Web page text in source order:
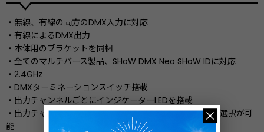
・無線、有線の両方のDMX入力に対応
・有線によるDMX出力
・本体用のブラケットを同梱
・全てのマルチバース製品、SHoW DMX Neo SHoW IDに対応
・2.4GHz
・DMXターミネーションスイッチ搭載
・出力チャンネルごとにインジケーターLEDを搭載
・出力チャンネルごとに解像度、反応速度、調光カーブの選択が可
能